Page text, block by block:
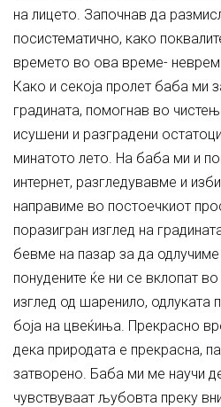
на лицето. Започнав да
посистематично, како
времето во ова време-
Како и секоја пролет баба ми
градината, помогнав во
исушени и разградени
минатото лето. На баба ми и
интернет, разгледувавме и
направиме во постоечкиот
поразигран изглед на
бевме на пазар за да
понудените ќе ни се вклопат
изглед од шаренило, одлуката
боја на цвеќиња. Прекрасно
дека природата е прекрасна,
затворено. Баба ми ме научи
чувствуваат љубовта преку